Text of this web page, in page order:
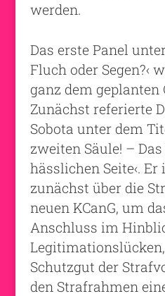
werden.
Das erste Panel
Fluch oder Segen?‹
ganz dem geplanten
Zunächst referierte
Sobota unter dem
zweiten Säule! –
hässlichen Seite‹.
zunächst über die
neuen KCanG, um
Anschluss im
Schutzgut der
den Strafrahmen